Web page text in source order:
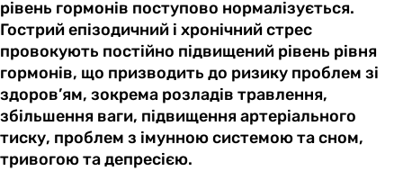
рівень гормонів поступово нормалізується.
Гострий епізодичний і хронічний стрес
провокують постійно підвищений рівень рівня
гормонів, що призводить до ризику проблем зі
здоров’ям, зокрема розладів травлення,
збільшення ваги, підвищення артеріального
тиску, проблем з імунною системою та сном,
тривогою та депресією.